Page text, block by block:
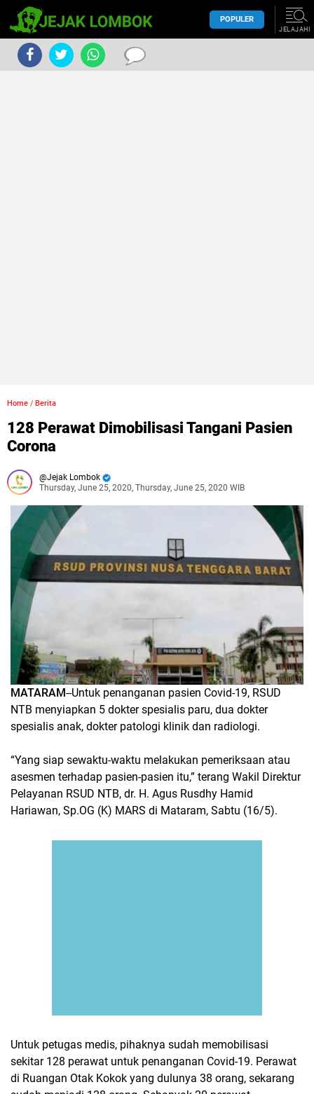
POPULER
JELAJAHI
Home / Berita
128 Perawat Dimobilisasi Tangani Pasien
Corona
Jejak Lombok
Thursday, June 25, 2020, Thursday, June 25, 2020 WIB
MATARAM--Untuk penanganan pasien Covid-19, RSUD
NTB menyiapkan 5 dokter spesialis paru, dua dokter
spesialis anak, dokter patologi klinik dan radiologi.
“Yang siap sewaktu-waktu melakukan pemeriksaan atau
asesmen terhadap pasien-pasien itu,” terang Wakil Direktur
Pelayanan RSUD NTB, dr. H. Agus Rusdhy Hamid
Hariawan, Sp.OG (K) MARS di Mataram, Sabtu (16/5).
Untuk petugas medis, pihaknya sudah memobilisasi
sekitar 128 perawat untuk penanganan Covid-19. Perawat
di Ruangan Otak Kokok yang dulunya 38 orang, sekarang